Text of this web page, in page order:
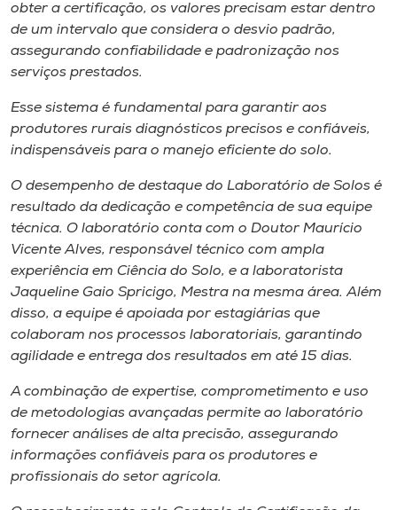
A+
obter a certificação, os valores precisam estar dentro
de um intervalo que considera o desvio padrão,
assegurando confiabilidade e padronização nos
serviços prestados.
Esse sistema é fundamental para garantir aos
produtores rurais diagnósticos precisos e confiáveis,
indispensáveis para o manejo eficiente do solo.
O desempenho de destaque do Laboratório de Solos é
resultado da dedicação e competência de sua equipe
técnica. O laboratório conta com o Doutor Maurício
Vicente Alves, responsável técnico com ampla
experiência em Ciência do Solo, e a laboratorista
Jaqueline Gaio Spricigo, Mestra na mesma área. Além
disso, a equipe é apoiada por estagiárias que
colaboram nos processos laboratoriais, garantindo
agilidade e entrega dos resultados em até 15 dias.
A combinação de expertise, comprometimento e uso
de metodologias avançadas permite ao laboratório
fornecer análises de alta precisão, assegurando
informações confiáveis para os produtores e
profissionais do setor agrícola.